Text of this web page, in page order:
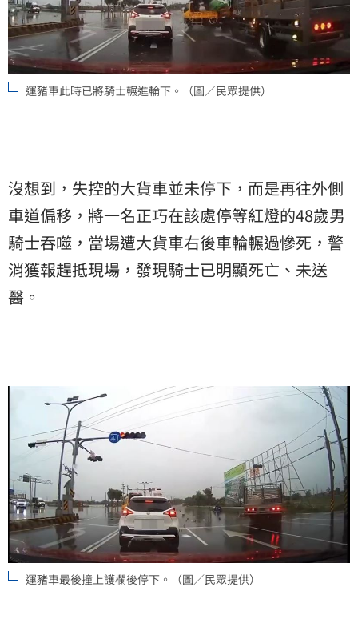
運豬車此時已將騎士輾進輪下。（圖／民眾提供）
沒想到，失控的大貨車並未停下，而是再往外側
車道偏移，將一名正巧在該處停等紅燈的48歲男
騎士吞噬，當場遭大貨車右後車輪輾過慘死，警
消獲報趕抵現場，發現騎士已明顯死亡、未送
醫。
運豬車最後撞上護欄後停下。（圖／民眾提供）